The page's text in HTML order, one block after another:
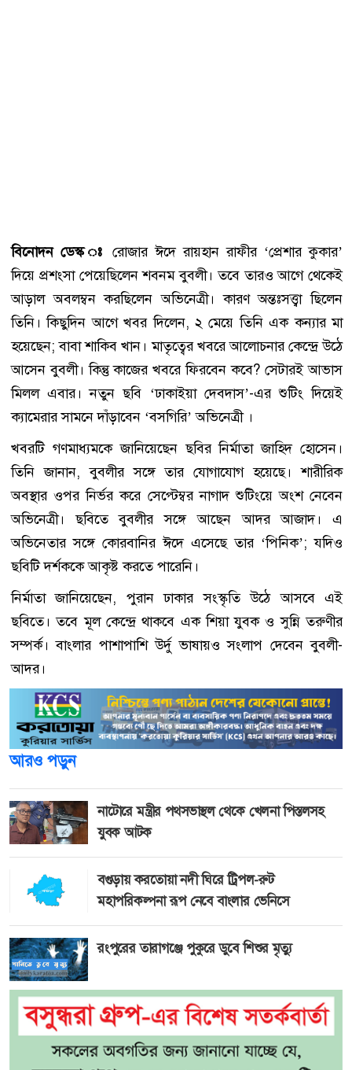
বিনোদন ডেস্ক ঃ রোজার ঈদে রায়হান রাফীর ‘প্রেশার কুকার’
দিয়ে প্রশংসা পেয়েছিলেন শবনম বুবলী। তবে তারও আগে থেকেই
আড়াল অবলম্বন করছিলেন অভিনেত্রী। কারণ অন্তঃসত্ত্বা ছিলেন
তিনি। কিছুদিন আগে খবর দিলেন, ২ মেয়ে তিনি এক কন্যার মা
হয়েছেন; বাবা শাকিব খান। মাতৃত্বের খবরে আলোচনার কেন্দ্রে উঠে
আসেন বুবলী। কিন্তু কাজের খবরে ফিরবেন কবে? সেটারই আভাস
মিলল এবার। নতুন ছবি ‘ঢাকাইয়া দেবদাস’-এর শুটিং দিয়েই
ক্যামেরার সামনে দাঁড়াবেন ‘বসগিরি’ অভিনেত্রী ।
খবরটি গণমাধ্যমকে জানিয়েছেন ছবির নির্মাতা জাহিদ হোসেন।
তিনি জানান, বুবলীর সঙ্গে তার যোগাযোগ হয়েছে। শারীরিক
অবস্থার ওপর নির্ভর করে সেপ্টেম্বর নাগাদ শুটিংয়ে অংশ নেবেন
অভিনেত্রী। ছবিতে বুবলীর সঙ্গে আছেন আদর আজাদ। এ
অভিনেতার সঙ্গে কোরবানির ঈদে এসেছে তার ‘পিনিক’; যদিও
ছবিটি দর্শককে আকৃষ্ট করতে পারেনি।
নির্মাতা জানিয়েছেন, পুরান ঢাকার সংস্কৃতি উঠে আসবে এই
ছবিতে। তবে মূল কেন্দ্রে থাকবে এক শিয়া যুবক ও সুন্নি তরুণীর
সম্পর্ক। বাংলার পাশাপাশি উর্দু ভাষায়ও সংলাপ দেবেন বুবলী-
আদর।
আরও পড়ুন
নাটোরে মন্ত্রীর পথসভাস্থল থেকে খেলনা পিস্তলসহ
যুবক আটক
বগুড়ায় করতোয়া নদী ঘিরে ট্রিপল-রুট
মহাপরিকল্পনা রূপ নেবে বাংলার ভেনিসে
রংপুরের তারাগঞ্জে পুকুরে ডুবে শিশুর মৃত্যু